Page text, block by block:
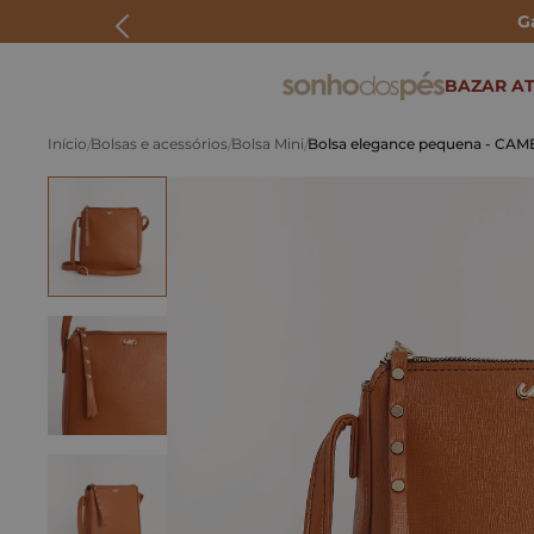
BAZAR
Bolsas e acessórios Bolsa Mini Bolsa elegance pequena -